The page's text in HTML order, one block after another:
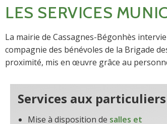
LES SERVICES
La mairie de Cassagnes-Bégonhès
compagnie des bénévoles de la Brigade
proximité, mis en œuvre grâce au
Services aux particuliers
Mise à disposition de salles et